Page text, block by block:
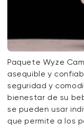
Paquete Wyze
asequible y
seguridad y
bienestar de su
se pueden usar
que permite a los